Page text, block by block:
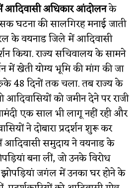
आदिवासी अधिकार आंदोलनके
घटना की सालगिरह मनाई जाती
के वयनाड जिले में आदिवासी
किया. राज्य सचिवालय के सामने
में खेती योग्य भूमि की मांग की जा
रुके 48 दिनों तक चला. तब राज्य के
को जमीन देने पर राजी
एक साल भी लागू नहीं रही और
ने दोबारा प्रदर्शन शुरू कर
आदिवासी समुदाय ने वयनाड के
बना लीं, जो उनके विरोध
झोपड़ियां जगंल में उनका घर होने के